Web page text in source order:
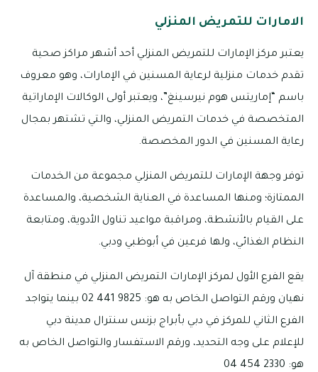
الامارات للتمريض المنزلي
يعتبر مركز الإمارات للتمريض المنزلي أحد أشهر مراكز صحية
تقدم خدمات منزلية لرعاية المسنين في الإمارات، وهو معروف
باسم “إماريتس هوم نيرسينغ”، ويعتبر أولى الوكالات الإماراتية
المتخصصة في خدمات التمريض المنزلي، والتي تشتهر بمجال
رعاية المسنين في الدور المخصصة.
توفر وجهة الإمارات للتمريض المنزلي مجموعة من الخدمات
الممتازة؛ ومنها المساعدة في العناية الشخصية، والمساعدة
على القيام بالأنشطة، ومراقبة مواعيد تناول الأدوية، ومتابعة
النظام الغذائي، ولها فرعين في أبوظبي ودبي.
يقع الفرع الأول لمركز الإمارات التمريض المنزلي في منطقة آل
نهيان ورقم التواصل الخاص به هو: 9825 441 02 بينما يتواجد
الفرع الثاني للمركز في دبي بأبراج بزنس سنترال مدينة دبي
للإعلام على وجه التحديد، ورقم الاستفسار والتواصل الخاص به
هو: 2330 454 04